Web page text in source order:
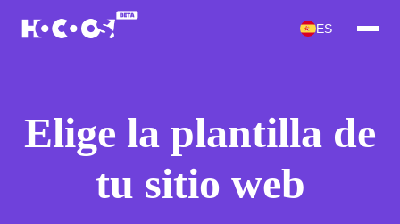
ES
Elige la plantilla de
tu sitio web